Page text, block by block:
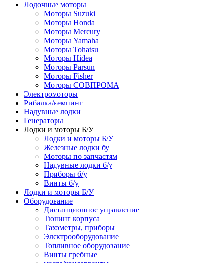
Лодочные моторы
Моторы Suzuki
Моторы Honda
Моторы Mercury
Моторы Yamaha
Моторы Tohatsu
Моторы Hidea
Моторы Parsun
Моторы Fisher
Моторы СОВПРОМА
Электромоторы
Рибалка/кемпинг
Надувные лодки
Генераторы
Лодки и моторы Б/У
Лодки и моторы Б/У
Железные лодки бу
Моторы по запчастям
Надувные лодки б/у
Приборы б/у
Винты б/у
Лодки и моторы Б/У
Оборудование
Дистанционное управление
Тюнинг корпуса
Тахометры, приборы
Электрооборудование
Топливное оборудование
Винты гребные